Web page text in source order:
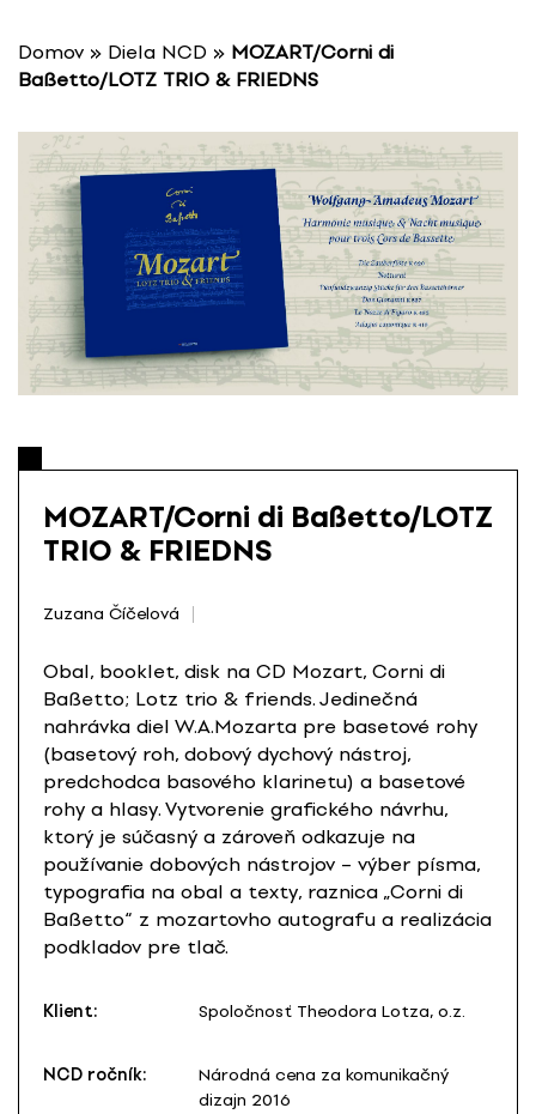
Domov » Diela NCD » MOZART/Corni di
Baßetto/LOTZ TRIO & FRIEDNS
MOZART/Corni di Baßetto/LOTZ
TRIO & FRIEDNS
Zuzana Číčelová
Obal, booklet, disk na CD Mozart, Corni di
Baßetto; Lotz trio & friends. Jedinečná
nahrávka diel W.A.Mozarta pre basetové rohy
(basetový roh, dobový dychový nástroj,
predchodca basového klarinetu) a basetové
rohy a hlasy. Vytvorenie grafického návrhu,
ktorý je súčasný a zároveň odkazuje na
používanie dobových nástrojov – výber písma,
typografia na obal a texty, raznica „Corni di
Baßetto“ z mozartovho autografu a realizácia
podkladov pre tlač.
Klient: Spoločnosť Theodora Lotza, o.z.
NCD ročník:
Národná cena za komunikačný
dizajn 2016